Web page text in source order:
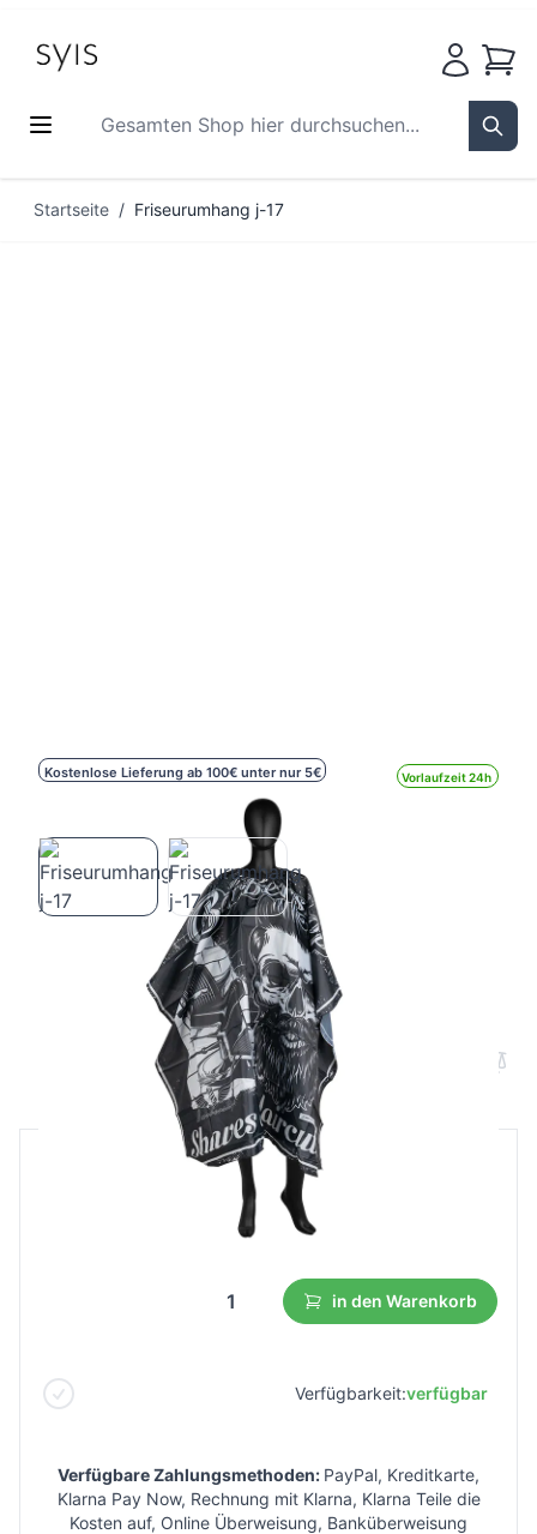
Gesamten Shop hier durchsuchen...
Startseite / Friseurumhang j-17
Kostenlose Lieferung ab 100€ unter nur 5€ Vorlaufzeit 24h
Friseurumhang j-17
B2B Preis Endverbraucherpreis
Niedrigster Preis aus 30 Tagen vor dem Rabatt:
in den Warenkorb
Verfügbarkeit:verfügbar
Verfügbare Zahlungsmethoden: PayPal, Kreditkarte,
Klarna Pay Now, Rechnung mit Klarna, Klarna Teile die
Kosten auf, Online Überweisung, Banküberweisung